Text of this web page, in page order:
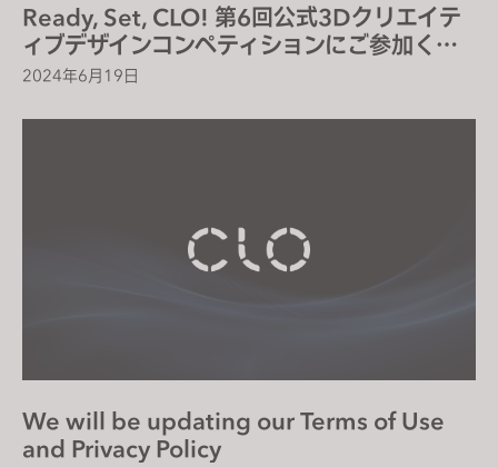
Ready, Set, CLO! 第6回公式3Dクリエイテ
ィブデザインコンペティションにご参加くだ
さい！
2024年6月19日
We will be updating our Terms of Use
and Privacy Policy